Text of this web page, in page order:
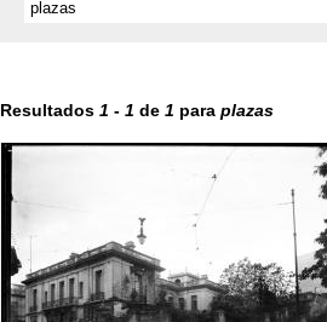
Resultados 1 - 1 de 1 para plazas